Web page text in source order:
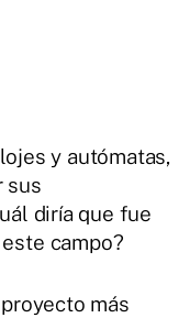
y autómatas,
sus
diría que fue
campo?
más